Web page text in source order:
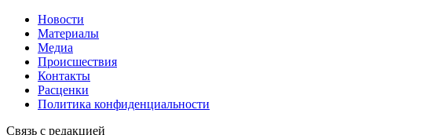
Новости
Материалы
Медиа
Происшествия
Контакты
Расценки
Политика конфиденциальности
Связь с редакцией